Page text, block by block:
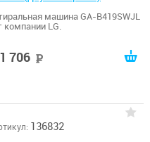
машина GA-B419SWJL
компании LG.
706
136832